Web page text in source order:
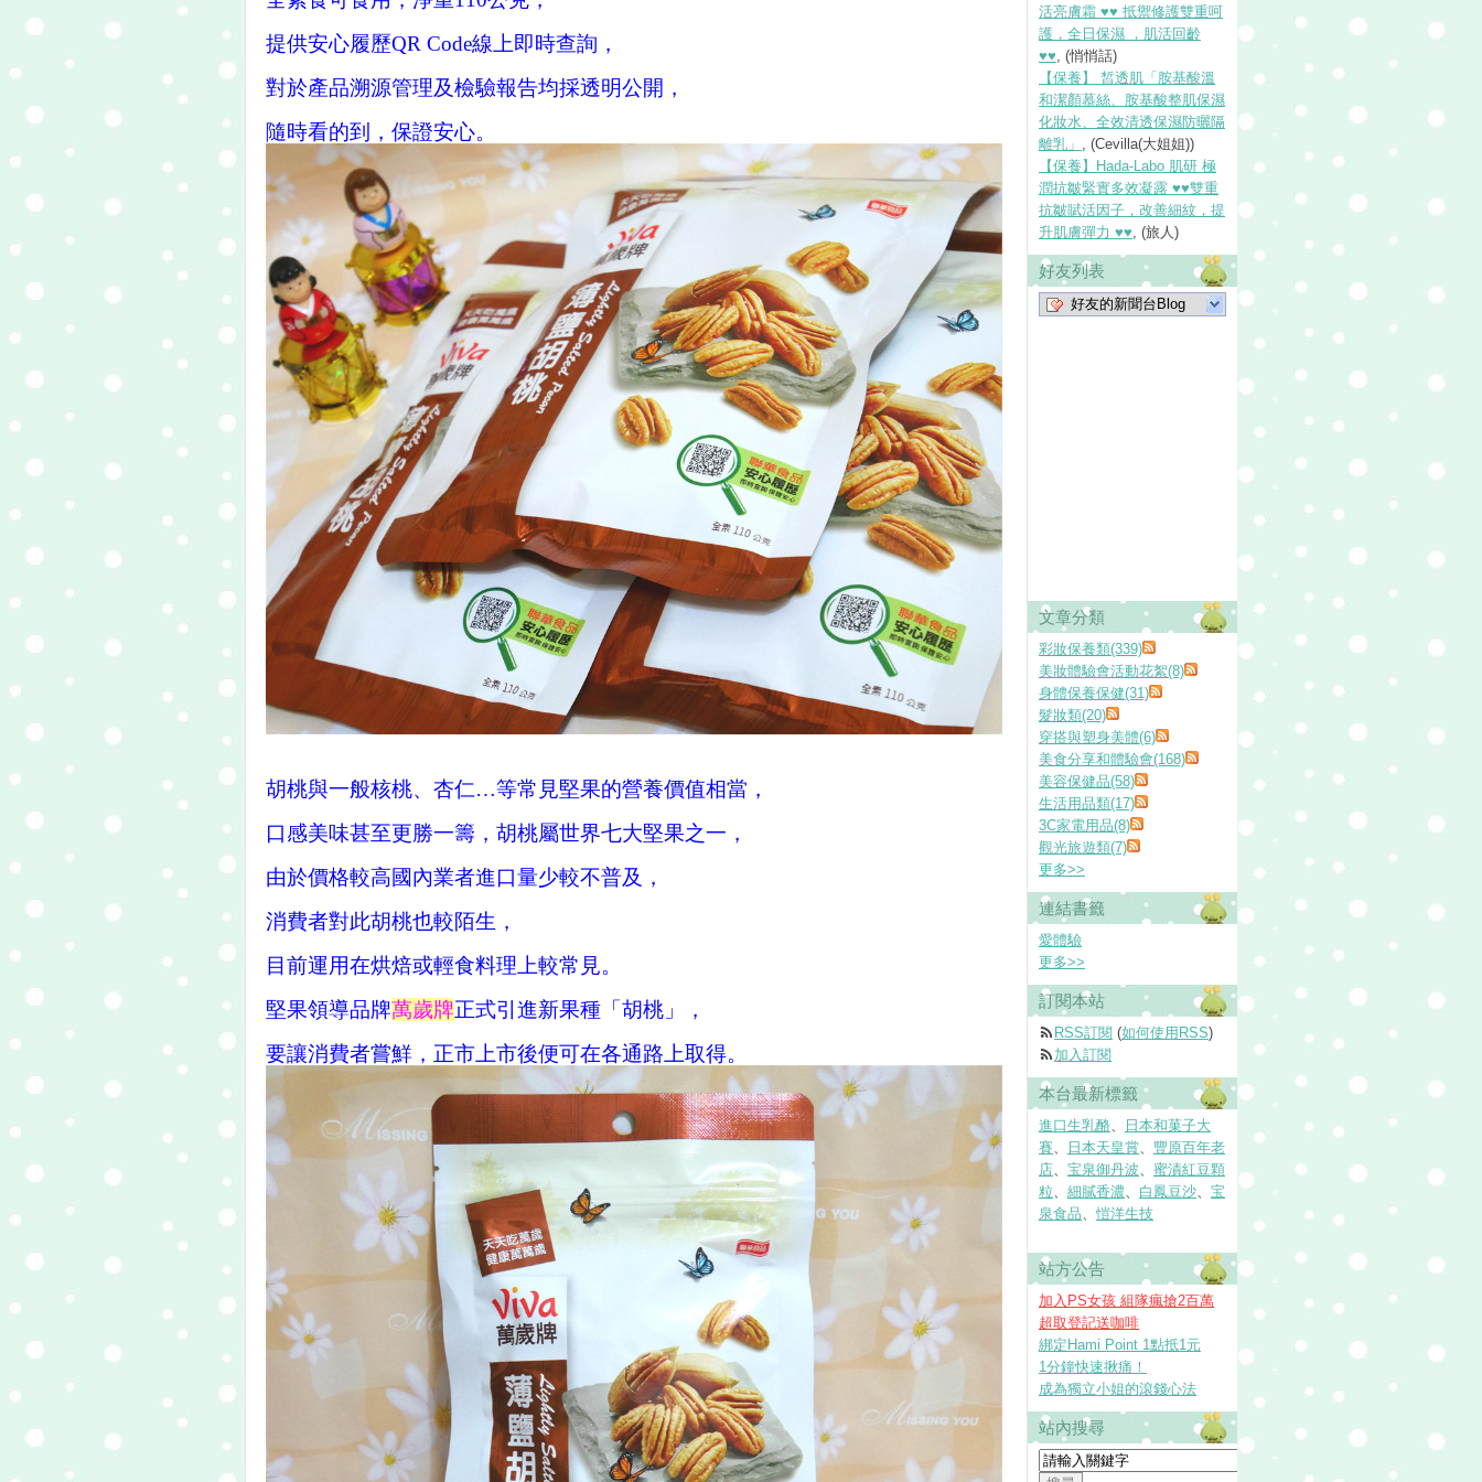
提供安心履歷QR Code線上即時查詢，
對於產品溯源管理及檢驗報告均採透明公開，
隨時看的到，保證安心。
胡桃與一般核桃、杏仁…等常見堅果的營養價值相當，
口感美味甚至更勝一籌，胡桃屬世界七大堅果之一，
由於價格較高國內業者進口量少較不普及，
消費者對此胡桃也較陌生，
目前運用在烘焙或輕食料理上較常見。
堅果領導品牌萬歲牌正式引進新果種「胡桃」，
要讓消費者嘗鮮，正市上市後便可在各通路上取得。
活亮膚霜 ♥♥ 抵禦修護雙重呵
護，全日保濕 ，肌活回齡
♥♥, (悄悄話)
【保養】 皙透肌「胺基酸溫
和潔顏慕絲、胺基酸整肌保濕
化妝水、全效清透保濕防曬隔
離乳」 , (Cevilla(大姐姐))
【保養】Hada-Labo 肌研 極
潤抗皺緊實多效凝露 ♥♥雙重
抗皺賦活因子，改善細紋，提
升肌膚彈力 ♥♥, (旅人)
好友列表
好友的新聞台Blog
文章分類
彩妝保養類(339)
美妝體驗會活動花絮(8)
身體保養保健(31)
髮妝類(20)
穿搭與塑身美體(6)
美食分享和體驗會(168)
美容保健品(58)
生活用品類(17)
3C家電用品(8)
觀光旅遊類(7)
更多>>
連結書籤
愛體驗
更多>>
訂閱本站
RSS訂閱 (如何使用RSS)
加入訂閱
本台最新標籤
進口生乳酪、
日本和菓子大
賽、 日本天皇賞、 豐原百年老
店、 宝泉御丹波、 蜜漬紅豆顆
粒、 細膩香濃、 白鳳豆沙、 宝
泉食品、 愷洋生技
站方公告
加入PS女孩 組隊瘋搶2百萬
超取登記送咖啡
綁定Hami Point 1點抵1元
1分鐘快速揪痛！
成為獨立小姐的滾錢心法
站內搜尋